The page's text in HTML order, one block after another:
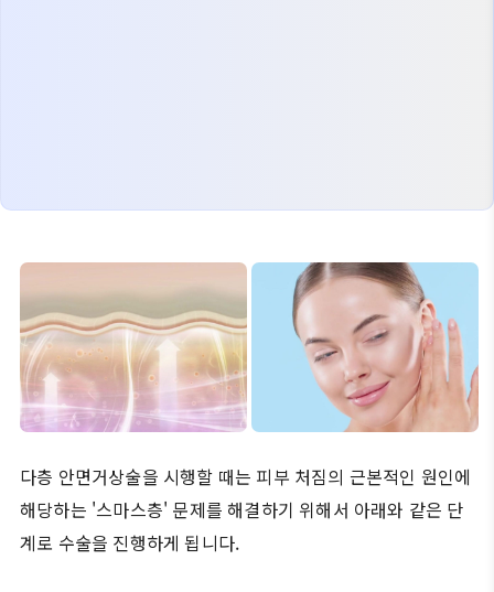
다층 안면거상술을 시행할 때는 피부 처짐의 근본적인 원인에
해당하는 '스마스층' 문제를 해결하기 위해서 아래와 같은 단
계로 수술을 진행하게 됩니다.